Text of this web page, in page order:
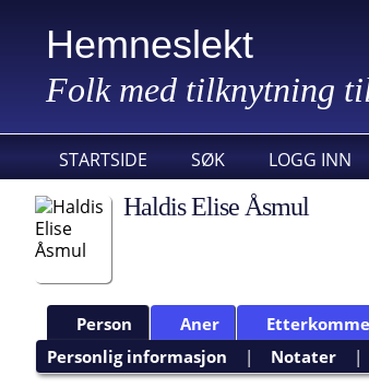
Hemneslekt
Folk med tilknytning
STARTSIDE SØK LOGG INN
Haldis Elise Åsmul
Person Aner
Personlig informasjon | Notater |